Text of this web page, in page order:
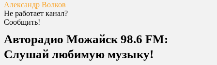
Александр Волков
Не работает канал?
Сообщить!
Авторадио Можайск 98.6 FM:
Слушай любимую музыку!